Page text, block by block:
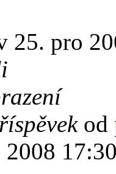
25. pro
od